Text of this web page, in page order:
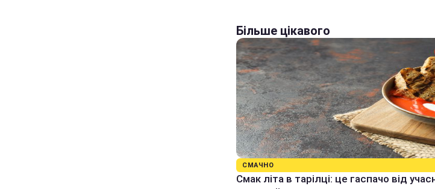
Більше цікавого
СМАЧНО
Смак літа в тарілці: це гаспачо від